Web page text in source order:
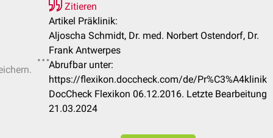
Zitieren
Artikel Präklinik:
Aljoscha Schmidt, Dr. med. Norbert Ostendorf, Dr.
Frank Antwerpes
Abrufbar unter:
https://flexikon.doccheck.com/de/Pr%C3%A4klinik
DocCheck Flexikon 06.12.2016. Letzte Bearbeitung
21.03.2024